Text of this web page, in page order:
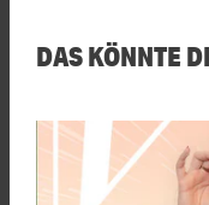
DAS KÖNNTE